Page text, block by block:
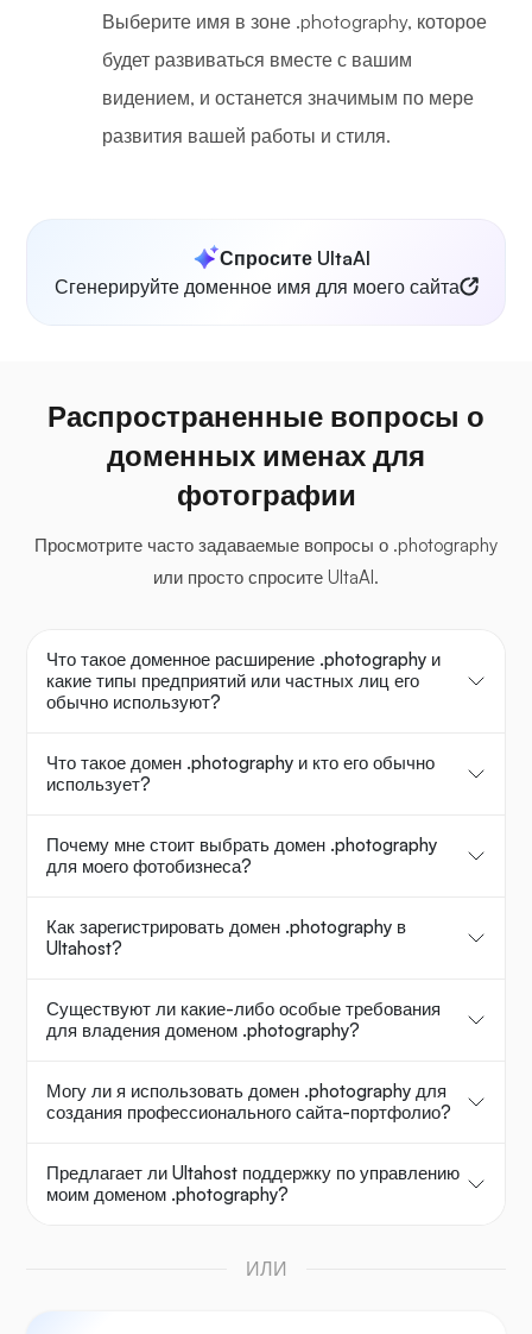
Выберите имя в зоне .photography, которое
будет развиваться вместе с вашим
видением, и останется значимым по мере
развития вашей работы и стиля.
Спросите UltaAI
Сгенерируйте доменное имя для моего сайта
Распространенные вопросы о
доменных именах для
фотографии
Просмотрите часто задаваемые вопросы о .photography
или просто спросите UltaAI.
Что такое доменное расширение .photography и
какие типы предприятий или частных лиц его
обычно используют?
Что такое домен .photography и кто его обычно
использует?
Почему мне стоит выбрать домен .photography
для моего фотобизнеса?
Как зарегистрировать домен .photography в
Ultahost?
Существуют ли какие-либо особые требования
для владения доменом .photography?
Могу ли я использовать домен .photography для
создания профессионального сайта-портфолио?
Предлагает ли Ultahost поддержку по управлению
моим доменом .photography?
ИЛИ